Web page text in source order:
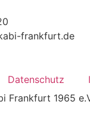
frankfurt.de
Datenschutz
Frankfurt 1965